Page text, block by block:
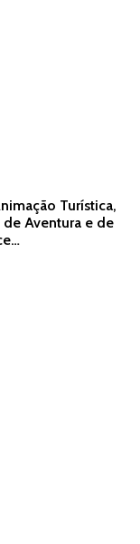
Turística,
Aventura e de